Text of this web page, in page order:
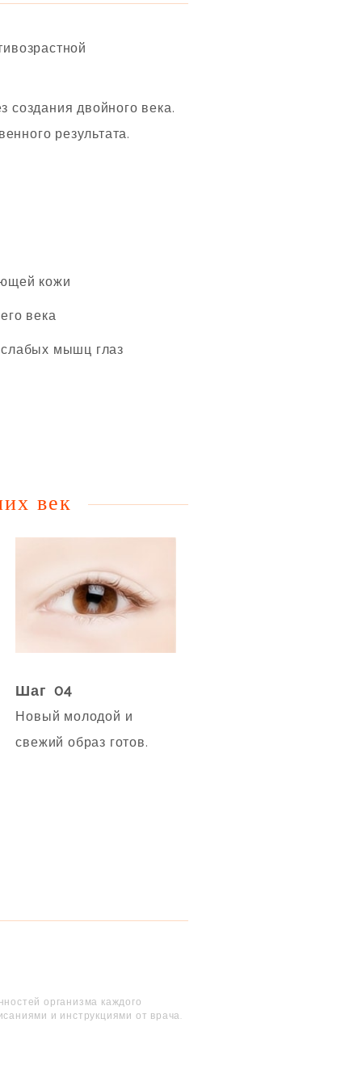
двойного века.
результата.
кожи
века
мышц глаз
век
Шаг 04
Новый молодой и
свежий образ готов.
организма каждого
и инструкциями от врача.